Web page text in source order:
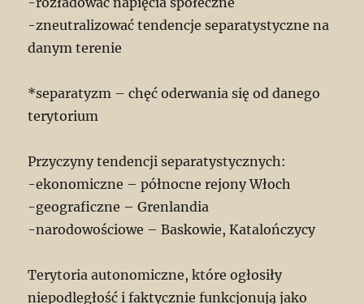
-zneutralizować tendencje separatystyczne na
danym terenie
*separatyzm – chęć oderwania się od danego
terytorium
Przyczyny tendencji separatystycznych:
-ekonomiczne – północne rejony Włoch
-geograficzne – Grenlandia
-narodowościowe – Baskowie, Katalończycy
Terytoria autonomiczne, które ogłosiły
niepodległość i faktycznie funkcjonują jako